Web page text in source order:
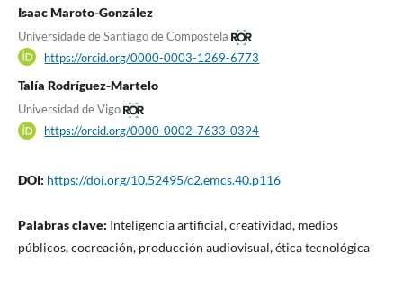
Isaac Maroto-González
Universidade de Santiago de Compostela
https://orcid.org/0000-0003-1269-6773
Talía Rodríguez-Martelo
Universidad de Vigo
https://orcid.org/0000-0002-7633-0394
DOI: https://doi.org/10.52495/c2.emcs.40.p116
Palabras clave: Inteligencia artificial, creatividad, medios
públicos, cocreación, producción audiovisual, ética tecnológica